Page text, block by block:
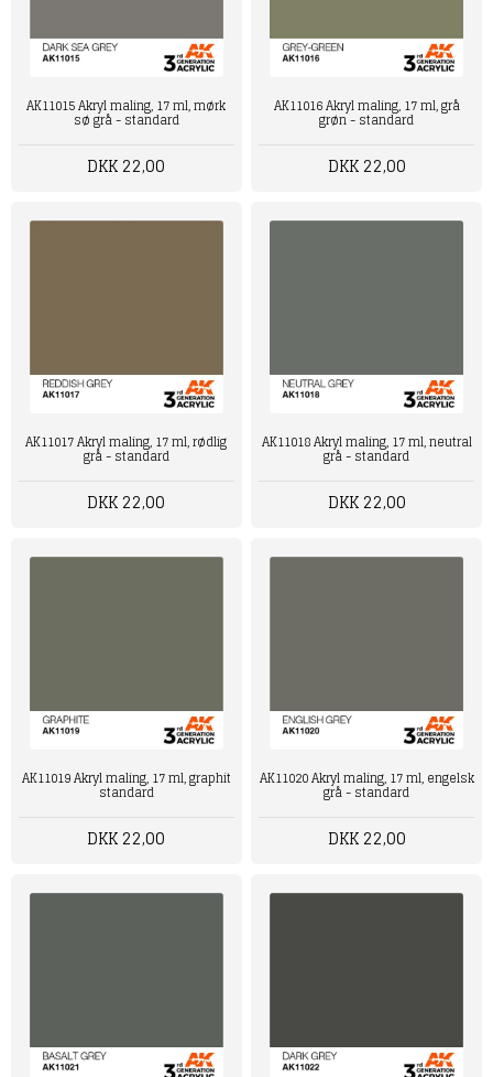
AK11015 Akryl maling, 17 ml, mørk
sø grå - standard
DKK 22,00
AK11016 Akryl maling, 17 ml, grå
grøn - standard
DKK 22,00
AK11017 Akryl maling, 17 ml, rødlig
grå - standard
DKK 22,00
AK11018 Akryl maling, 17 ml, neutral
grå - standard
DKK 22,00
AK11019 Akryl maling, 17 ml, graphit
standard
DKK 22,00
AK11020 Akryl maling, 17 ml, engelsk
grå - standard
DKK 22,00